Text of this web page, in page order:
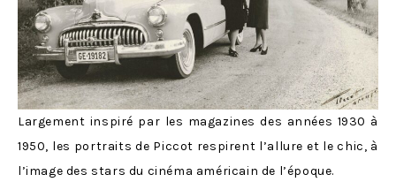
Largement inspiré par les magazines des années 1930 à
1950, les portraits de Piccot respirent l’allure et le chic, à
l’image des stars du cinéma américain de l’époque.